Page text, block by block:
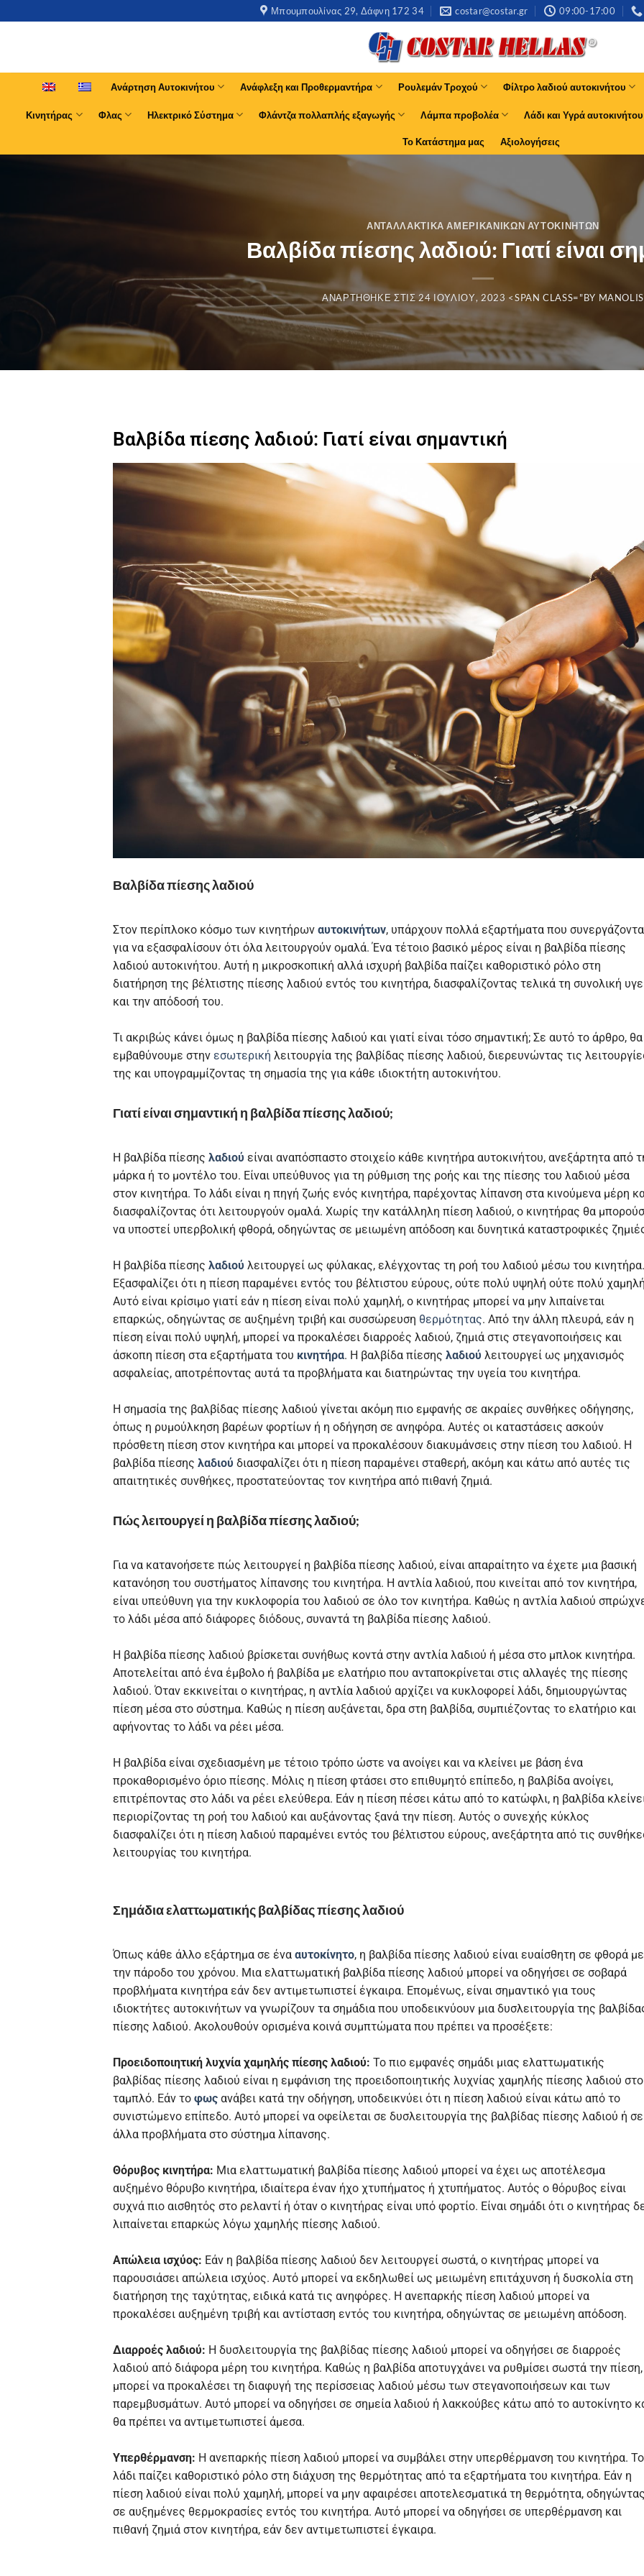
Μπουμπουλίνας 29, Δάφνη 172 34​ costar@costar.gr 09:00-17:00
Ανάρτηση Αυτοκινήτου Ανάφλεξη και Προθερμαντήρα Ρουλεμάν Τροχού Φίλτρο λαδιού αυτοκινήτου
Κινητήρας Φλας Ηλεκτρικό Σύστημα Φλάντζα πολλαπλής εξαγωγής Λάμπα προβολέα Λάδι και Υγρά αυτοκινήτου
Το Κατάστημα μας Αξιολογήσεις
ΑΝΤΑΛΛΑΚΤΙΚΆ ΑΜΕΡΙΚΆΝΙΚΩΝ ΑΥΤΟΚΙΝΉΤΩΝ
Βαλβίδα πίεσης λαδιού: Γιατί είναι
ΑΝΑΡΤΉΘΗΚΕ ΣΤΙΣ24 ΙΟΥΛΊΟΥ, 2023 <SPAN CLASS="BY MANOLIS
Βαλβίδα πίεσης λαδιού: Γιατί είναι σημαντική
Βαλβίδα πίεσης λαδιού
Στον περίπλοκο κόσμο των κινητήρων αυτοκινήτων, υπάρχουν πολλά εξαρτήματα που
για να εξασφαλίσουν ότι όλα λειτουργούν ομαλά. Ένα τέτοιο βασικό μέρος είναι η βαλβίδα πίεσης
λαδιού αυτοκινήτου. Αυτή η μικροσκοπική αλλά ισχυρή βαλβίδα παίζει καθοριστικό ρόλο στη
διατήρηση της βέλτιστης πίεσης λαδιού εντός του κινητήρα, διασφαλίζοντας τελικά τη συνολική
και την απόδοσή του.
Τι ακριβώς κάνει όμως η βαλβίδα πίεσης λαδιού και γιατί είναι τόσο σημαντική; Σε αυτό το άρθρο, θα
εμβαθύνουμε στην εσωτερική λειτουργία της βαλβίδας πίεσης λαδιού, διερευνώντας τις
της και υπογραμμίζοντας τη σημασία της για κάθε ιδιοκτήτη αυτοκινήτου.
Γιατί είναι σημαντική η βαλβίδα πίεσης λαδιού;
Η βαλβίδα πίεσης λαδιού είναι αναπόσπαστο στοιχείο κάθε κινητήρα αυτοκινήτου, ανεξάρτητα από
μάρκα ή το μοντέλο του. Είναι υπεύθυνος για τη ρύθμιση της ροής και της πίεσης του λαδιού μέσα
στον κινητήρα. Το λάδι είναι η πηγή ζωής ενός κινητήρα, παρέχοντας λίπανση στα κινούμενα μέρη
διασφαλίζοντας ότι λειτουργούν ομαλά. Χωρίς την κατάλληλη πίεση λαδιού, ο κινητήρας θα
να υποστεί υπερβολική φθορά, οδηγώντας σε μειωμένη απόδοση και δυνητικά καταστροφικές
Η βαλβίδα πίεσης λαδιού λειτουργεί ως φύλακας, ελέγχοντας τη ροή του λαδιού μέσω του κινητήρα.
Εξασφαλίζει ότι η πίεση παραμένει εντός του βέλτιστου εύρους, ούτε πολύ υψηλή ούτε πολύ
Αυτό είναι κρίσιμο γιατί εάν η πίεση είναι πολύ χαμηλή, ο κινητήρας μπορεί να μην λιπαίνεται
επαρκώς, οδηγώντας σε αυξημένη τριβή και συσσώρευση θερμότητας. Από την άλλη πλευρά, εάν η
πίεση είναι πολύ υψηλή, μπορεί να προκαλέσει διαρροές λαδιού, ζημιά στις στεγανοποιήσεις και
άσκοπη πίεση στα εξαρτήματα του κινητήρα. Η βαλβίδα πίεσης λαδιού λειτουργεί ως μηχανισμός
ασφαλείας, αποτρέποντας αυτά τα προβλήματα και διατηρώντας την υγεία του κινητήρα.
Η σημασία της βαλβίδας πίεσης λαδιού γίνεται ακόμη πιο εμφανής σε ακραίες συνθήκες οδήγησης,
όπως η ρυμούλκηση βαρέων φορτίων ή η οδήγηση σε ανηφόρα. Αυτές οι καταστάσεις ασκούν
πρόσθετη πίεση στον κινητήρα και μπορεί να προκαλέσουν διακυμάνσεις στην πίεση του λαδιού. Η
βαλβίδα πίεσης λαδιού διασφαλίζει ότι η πίεση παραμένει σταθερή, ακόμη και κάτω από αυτές τις
απαιτητικές συνθήκες, προστατεύοντας τον κινητήρα από πιθανή ζημιά.
Πώς λειτουργεί η βαλβίδα πίεσης λαδιού;
Για να κατανοήσετε πώς λειτουργεί η βαλβίδα πίεσης λαδιού, είναι απαραίτητο να έχετε μια βασική
κατανόηση του συστήματος λίπανσης του κινητήρα. Η αντλία λαδιού, που κινείται από τον κινητήρα,
είναι υπεύθυνη για την κυκλοφορία του λαδιού σε όλο τον κινητήρα. Καθώς η αντλία λαδιού
το λάδι μέσα από διάφορες διόδους, συναντά τη βαλβίδα πίεσης λαδιού.
Η βαλβίδα πίεσης λαδιού βρίσκεται συνήθως κοντά στην αντλία λαδιού ή μέσα στο μπλοκ κινητήρα.
Αποτελείται από ένα έμβολο ή βαλβίδα με ελατήριο που ανταποκρίνεται στις αλλαγές της πίεσης
λαδιού. Όταν εκκινείται ο κινητήρας, η αντλία λαδιού αρχίζει να κυκλοφορεί λάδι, δημιουργώντας
πίεση μέσα στο σύστημα. Καθώς η πίεση αυξάνεται, δρα στη βαλβίδα, συμπιέζοντας το ελατήριο και
αφήνοντας το λάδι να ρέει μέσα.
Η βαλβίδα είναι σχεδιασμένη με τέτοιο τρόπο ώστε να ανοίγει και να κλείνει με βάση ένα
προκαθορισμένο όριο πίεσης. Μόλις η πίεση φτάσει στο επιθυμητό επίπεδο, η βαλβίδα ανοίγει,
επιτρέποντας στο λάδι να ρέει ελεύθερα. Εάν η πίεση πέσει κάτω από το κατώφλι, η βαλβίδα
περιορίζοντας τη ροή του λαδιού και αυξάνοντας ξανά την πίεση. Αυτός ο συνεχής κύκλος
διασφαλίζει ότι η πίεση λαδιού παραμένει εντός του βέλτιστου εύρους, ανεξάρτητα από τις
λειτουργίας του κινητήρα.
Σημάδια ελαττωματικής βαλβίδας πίεσης λαδιού
Όπως κάθε άλλο εξάρτημα σε ένα αυτοκίνητο, η βαλβίδα πίεσης λαδιού είναι ευαίσθητη σε φθορά με
την πάροδο του χρόνου. Μια ελαττωματική βαλβίδα πίεσης λαδιού μπορεί να οδηγήσει σε σοβαρά
προβλήματα κινητήρα εάν δεν αντιμετωπιστεί έγκαιρα. Επομένως, είναι σημαντικό για τους
ιδιοκτήτες αυτοκινήτων να γνωρίζουν τα σημάδια που υποδεικνύουν μια δυσλειτουργία της
πίεσης λαδιού. Ακολουθούν ορισμένα κοινά συμπτώματα που πρέπει να προσέξετε:
Προειδοποιητική λυχνία χαμηλής πίεσης λαδιού: Το πιο εμφανές σημάδι μιας ελαττωματικής
βαλβίδας πίεσης λαδιού είναι η εμφάνιση της προειδοποιητικής λυχνίας χαμηλής πίεσης λαδιού στο
ταμπλό. Εάν το φως ανάβει κατά την οδήγηση, υποδεικνύει ότι η πίεση λαδιού είναι κάτω από το
συνιστώμενο επίπεδο. Αυτό μπορεί να οφείλεται σε δυσλειτουργία της βαλβίδας πίεσης λαδιού ή σε
άλλα προβλήματα στο σύστημα λίπανσης.
Θόρυβος κινητήρα: Μια ελαττωματική βαλβίδα πίεσης λαδιού μπορεί να έχει ως αποτέλεσμα
αυξημένο θόρυβο κινητήρα, ιδιαίτερα έναν ήχο χτυπήματος ή χτυπήματος. Αυτός ο θόρυβος είναι
συχνά πιο αισθητός στο ρελαντί ή όταν ο κινητήρας είναι υπό φορτίο. Είναι σημάδι ότι ο κινητήρας
λιπαίνεται επαρκώς λόγω χαμηλής πίεσης λαδιού.
Απώλεια ισχύος: Εάν η βαλβίδα πίεσης λαδιού δεν λειτουργεί σωστά, ο κινητήρας μπορεί να
παρουσιάσει απώλεια ισχύος. Αυτό μπορεί να εκδηλωθεί ως μειωμένη επιτάχυνση ή δυσκολία στη
διατήρηση της ταχύτητας, ειδικά κατά τις ανηφόρες. Η ανεπαρκής πίεση λαδιού μπορεί να
προκαλέσει αυξημένη τριβή και αντίσταση εντός του κινητήρα, οδηγώντας σε μειωμένη απόδοση.
Διαρροές λαδιού: Η δυσλειτουργία της βαλβίδας πίεσης λαδιού μπορεί να οδηγήσει σε διαρροές
λαδιού από διάφορα μέρη του κινητήρα. Καθώς η βαλβίδα αποτυγχάνει να ρυθμίσει σωστά την πίεση,
μπορεί να προκαλέσει τη διαφυγή της περίσσειας λαδιού μέσω των στεγανοποιήσεων και των
παρεμβυσμάτων. Αυτό μπορεί να οδηγήσει σε σημεία λαδιού ή λακκούβες κάτω από το αυτοκίνητο
θα πρέπει να αντιμετωπιστεί άμεσα.
Υπερθέρμανση: Η ανεπαρκής πίεση λαδιού μπορεί να συμβάλει στην υπερθέρμανση του κινητήρα. Το
λάδι παίζει καθοριστικό ρόλο στη διάχυση της θερμότητας από τα εξαρτήματα του κινητήρα. Εάν η
πίεση λαδιού είναι πολύ χαμηλή, μπορεί να μην αφαιρέσει αποτελεσματικά τη θερμότητα,
σε αυξημένες θερμοκρασίες εντός του κινητήρα. Αυτό μπορεί να οδηγήσει σε υπερθέρμανση και
πιθανή ζημιά στον κινητήρα, εάν δεν αντιμετωπιστεί έγκαιρα.